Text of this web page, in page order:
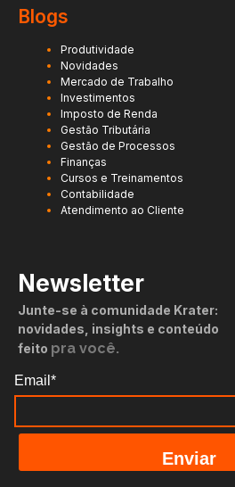
Blogs
Produtividade
Novidades
Mercado de Trabalho
Investimentos
Imposto de Renda
Gestão Tributária
Gestão de Processos
Finanças
Cursos e Treinamentos
Contabilidade
Atendimento ao Cliente
Newsletter
Junte-se à comunidade Krater:
novidades, insights e conteúdo
feito pra você.
Email*
Enviar